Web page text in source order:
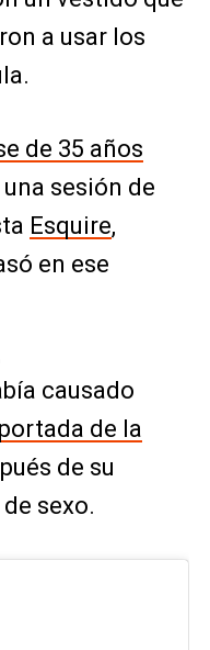
a usar los
de 35 años
sesión de
Esquire,
en ese
causado
de la
de su
sexo.